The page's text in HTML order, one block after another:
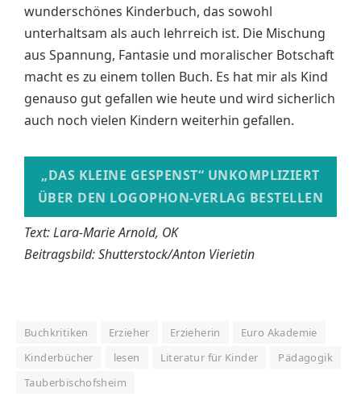
wunderschönes Kinderbuch, das sowohl
unterhaltsam als auch lehrreich ist. Die Mischung
aus Spannung, Fantasie und moralischer Botschaft
macht es zu einem tollen Buch. Es hat mir als Kind
genauso gut gefallen wie heute und wird sicherlich
auch noch vielen Kindern weiterhin gefallen.
„DAS KLEINE GESPENST“ UNKOMPLIZIERT
ÜBER DEN LOGOPHON-VERLAG BESTELLEN
Text: Lara-Marie Arnold, OK
Beitragsbild: Shutterstock/Anton Vierietin
Buchkritiken Erzieher Erzieherin
Euro Akademie
Kinderbücher
lesen Literatur für Kinder
Pädagogik
Tauberbischofsheim